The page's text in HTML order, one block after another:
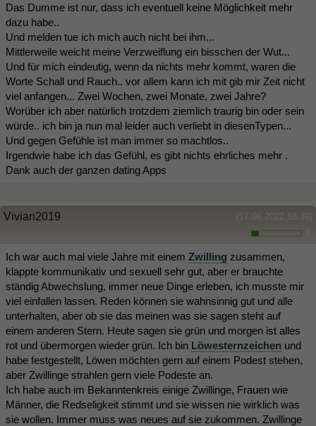
Das Dumme ist nur, dass ich eventuell keine Möglichkeit mehr
dazu habe..
Und melden tue ich mich auch nicht bei ihm...
Mittlerweile weicht meine Verzweiflung ein bisschen der Wut...
Und für mich eindeutig, wenn da nichts mehr kommt, waren die
Worte Schall und Rauch.. vor allem kann ich mit gib mir Zeit nicht
viel anfangen... Zwei Wochen, zwei Monate, zwei Jahre?
Worüber ich aber natürlich trotzdem ziemlich traurig bin oder sein
würde.. ich bin ja nun mal leider auch verliebt in diesenTypen...
Und gegen Gefühle ist man immer so machtlos..
Irgendwie habe ich das Gefühl, es gibt nichts ehrliches mehr .
Dank auch der ganzen dating Apps
(17.06.2022 18:39)
Vivian2019
Ich war auch mal viele Jahre mit einem Zwilling zusammen,
klappte kommunikativ und sexuell sehr gut, aber er brauchte
ständig Abwechslung, immer neue Dinge erleben, ich musste mir
viel einfallen lassen. Reden können sie wahnsinnig gut und alle
unterhalten, aber ob sie das meinen was sie sagen steht auf
einem anderen Stern. Heute sagen sie grün und morgen ist alles
rot und übermorgen wieder grün. Ich bin Löwesternzeichen und
habe festgestellt, Löwen möchten gern auf einem Podest stehen,
aber Zwillinge strahlen gern viele Podeste an.
Ich habe auch im Bekanntenkreis einige Zwillinge, Frauen wie
Männer, die Redseligkeit stimmt und sie wissen nie wirklich was
sie wollen. Immer muss was neues auf sie zukommen. Zwillinge